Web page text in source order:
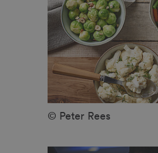
© Peter Rees